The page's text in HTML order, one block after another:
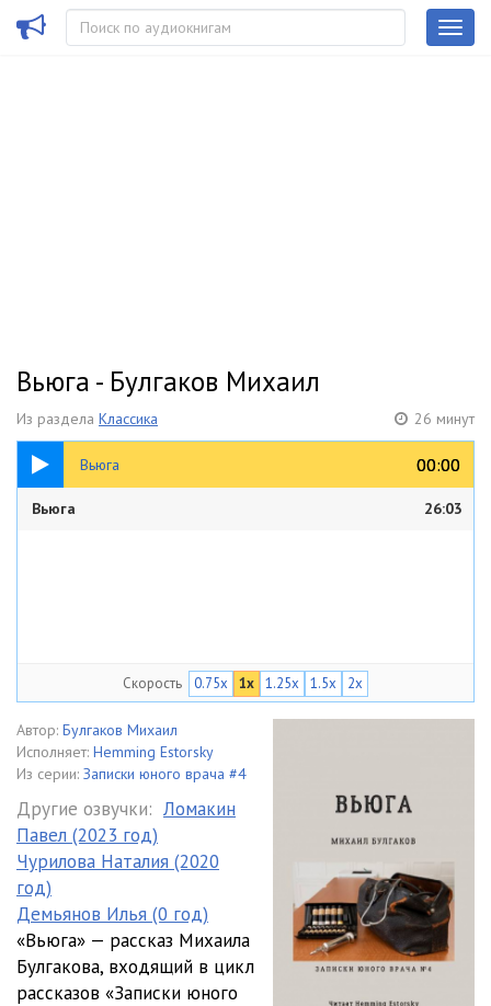
Вьюга - Булгаков Михаил
Из раздела Классика 26 минут
Вьюга 00:00
00:00
26:03
Вьюга 26:03
Скорость 0.75x 1x 1.25x 1.5x 2x
Автор: Булгаков Михаил
Исполняет: Hemming Estorsky
Из серии: Записки юного врача #4
Другие озвучки: Ломакин
Павел (2023 год)
Чурилова Наталия (2020
год)
Демьянов Илья (0 год)
«Вьюга» — рассказ Михаила
Булгакова, входящий в цикл
рассказов «Записки юного